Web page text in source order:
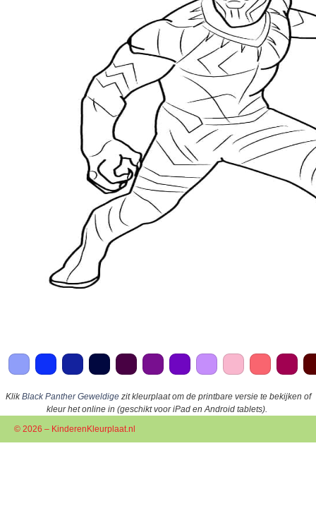
KlikBlack Panther Geweldigezit kleurplaat om de printbare versie te bekijken of
kleur het online in (geschikt voor iPad en Android tablets).
© 2026 – KinderenKleurplaat.nl